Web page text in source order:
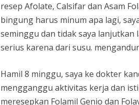
resep Afolate, Calsifar dan Asam
bingung harus minum apa lagi,
seminggu dan tidak saya
serius karena dari susu.
Hamil 8 minggu, saya ke dokter
mengganggu aktivitas kerja dan
meresepkan Folamil Genio dan